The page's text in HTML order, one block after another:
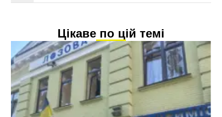
Цікаве по цій темі